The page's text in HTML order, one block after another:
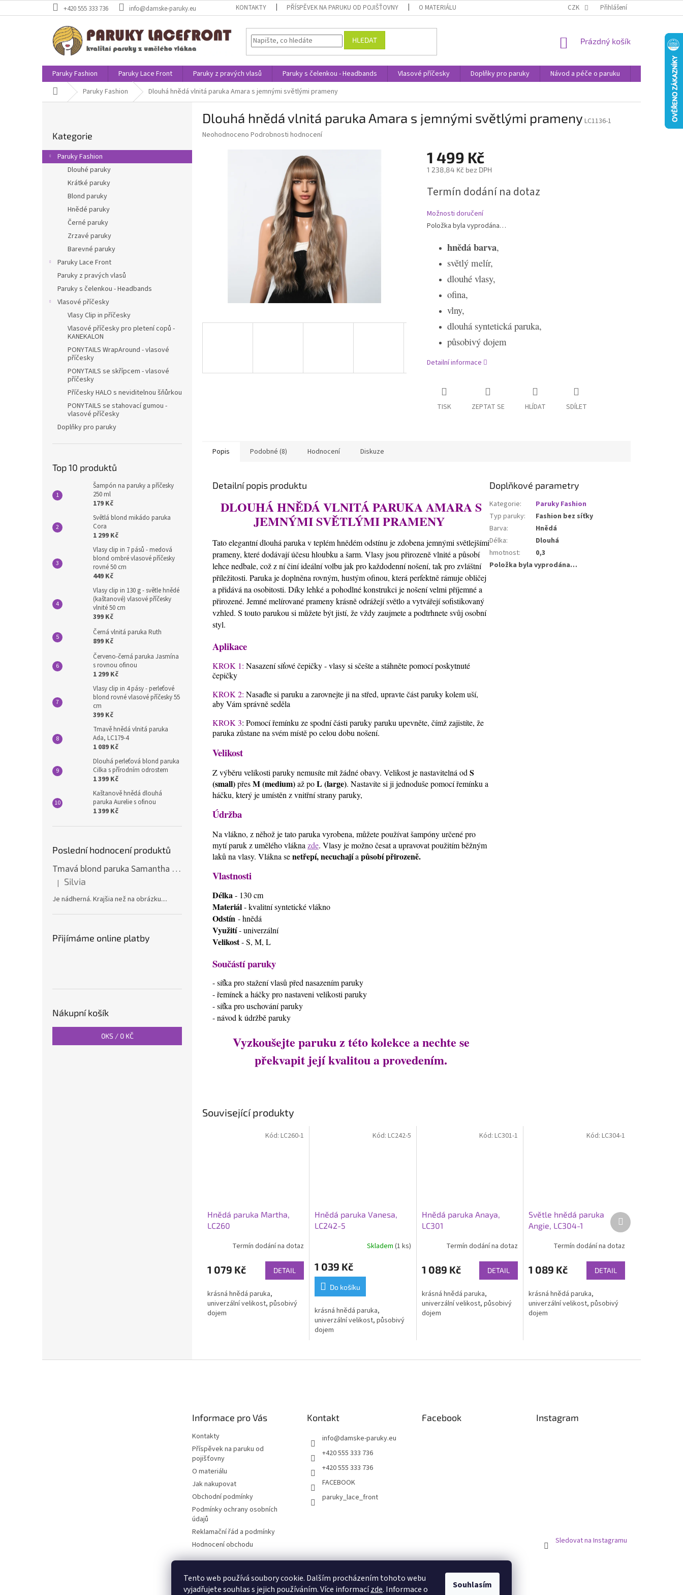
Tento web používá soubory cookie. Dalším procházením tohoto webu
vyjadřujete souhlas s jejich používáním. Více informacízde. Informace o Souhlasím
na
+420 555 333 736 info@damske-paruky.eu KONTAKTY PŘÍSPĚVEK NA PARUKU OD POJIŠŤOVNY O MATERIÁLU OBCHODNÍ PODMÍNKY PODMÍNKY
CZK Přihlášení
HLEDAT
NÁKUPNÍ
Prázdný košík
Paruky Fashion Paruky Lace Front Paruky z pravých vlasů Paruky s čelenkou - Headbands Vlasové příčesky Doplňky pro paruky Návod a péče o paruku
Příspěvek
Domů Paruky Fashion Dlouhá hnědá vlnitá paruka Amara s jemnými světlými prameny
r
a
kategorie
Kategorie
Paruky Fashion
Dlouhé paruky
Krátké paruky
Blond paruky
Hnědé paruky
Černé paruky
Zrzavé paruky
Barevné paruky
Paruky Lace Front
Paruky z pravých vlasů
Paruky s čelenkou - Headbands
Vlasové příčesky
Vlasy Clip in příčesky
Vlasové příčesky pro pletení copů -
KANEKALON
PONYTAILS WrapAround - vlasové
příčesky
PONYTAILS se skřípcem - vlasové
příčesky
Příčesky HALO s neviditelnou šňůrkou
PONYTAILS se stahovací gumou -
vlasové příčesky
Doplňky pro paruky
Top 10 produktů
Šampón na paruky a příčesky
250 ml
179 Kč
Světlá blond mikádo paruka
Cora
1 299 Kč
Vlasy clip in 7 pásů - medová
blond ombré vlasové příčesky
rovné 50 cm
449 Kč
Vlasy clip in 130 g - světle hnědé
(kaštanové) vlasové příčesky
vlnité 50 cm
399 Kč
Černá vlnitá paruka Ruth
899 Kč
Červeno-černá paruka Jasmína
s rovnou ofinou
1 299 Kč
Vlasy clip in 4 pásy - perleťové
blond rovné vlasové příčesky 55
cm
399 Kč
Tmavě hnědá vlnitá paruka
Ada, LC179-4
1 089 Kč
Dlouhá perleťová blond paruka
Cilka s přírodním odrostem
1 399 Kč
Kaštanově hnědá dlouhá
paruka Aurelie s ofinou
1 399 Kč
Poslední hodnocení produktů
Tmavá blond paruka Samantha s melíry
Hodnocení produktu je 5 z 5 hvězdiček.
| Silvia
Je nádherná. Krajšia než na obrázku....
Přijímáme online platby
Nákupní košík
0KS / 0 KČ
Dlouhá hnědá vlnitá paruka Amara s jemnými světlými prameny LC1136-1
Průměrné
Neohodnoceno Podrobnosti hodnocení
1 499 Kč
1 238,84 Kč bez DPH
cena:
Termín dodání na dotaz
Možnosti doručení
Položka byla vyprodána…
hnědá barva,
světlý melír,
dlouhé vlasy,
ofina,
vlny,
dlouhá syntetická paruka,
působivý dojem
Detailní informace
TISK ZEPTAT SE HLÍDAT SDÍLET
Související produkty
Hnědá paruka Martha,
LC260
Termín dodání na dotaz
1 079 Kč DETAIL
krásná hnědá paruka,
univerzální velikost, působivý
dojem
Kód: LC260-1
Hnědá paruka Vanesa,
LC242-5
Skladem (1 ks)
1 039 Kč
Do košíku
krásná hnědá paruka,
univerzální velikost, působivý
dojem
Kód: LC242-5
Hnědá paruka Anaya,
LC301
Termín dodání na dotaz
1 089 Kč DETAIL
krásná hnědá paruka,
univerzální velikost, působivý
dojem
Kód:LC301-1
Světle hnědá paruka
Angie, LC304-1
Termín dodání na dotaz
1 089 Kč DETAIL
krásná hnědá paruka,
univerzální velikost, působivý
dojem
Kód: LC304-1
Další
produkt
Popis Podobné (8) Hodnocení Diskuze
Detailní popis produktu
DLOUHÁ HNĚDÁ VLNITÁ PARUKA AMARA S
JEMNÝMI SVĚTLÝMI PRAMENY
Tato elegantní dlouhá paruka v teplém hnědém odstínu je zdobena jemnými světlejšími
prameny, které dodávají účesu hloubku a šarm. Vlasy jsou přirozeně vlnité a působí
lehce nedbale, což z ní činí ideální volbu jak pro každodenní nošení, tak pro zvláštní
příležitosti. Paruka je doplněna rovným, hustým ofinou, která perfektně rámuje obličej
a přidává na osobitosti. Díky lehké a pohodlné konstrukci je nošení velmi příjemné a
přirozené. Jemné melírované prameny krásně odrážejí světlo a vytvářejí sofistikovaný
vzhled. S touto parukou si můžete být jistí, že vždy zaujmete a podtrhnete svůj osobní
styl.
Aplikace
KROK 1: Nasazení síťové čepičky - vlasy si sčešte a stáhněte pomocí poskytnuté
čepičky
KROK 2: Nasaďte si paruku a zarovnejte ji na střed, upravte část paruky kolem uší,
aby Vám správně seděla
KROK 3: Pomocí řemínku ze spodní části paruky paruku upevněte, čímž zajistíte, že
paruka zůstane na svém místě po celou dobu nošení.
Velikost
Z výběru velikosti paruky nemusíte mít žádné obavy. Velikost je nastavitelná od S
(small)přesM (medium)až poL (large). Nastavíte si ji jednoduše pomocí řemínku a
háčku, který je umístěn z vnitřní strany paruky,
Údržba
Na vlákno, z něhož je tato paruka vyrobena, můžete používat šampóny určené pro
mytí paruk z umělého vláknazde. Vlasy je možno česat a upravovat použitím běžným
laků na vlasy. Vlákna senetřepí, necuchajíapůsobí přirozeně.
Vlastnosti
Délka - 130 cm
Materiál- kvalitní syntetické vlákno
Odstín - hnědá
Využití- univerzální
Velikost- S, M, L
Součástí paruky
- síťka pro stažení vlasů před nasazením paruky
- řemínek a háčky pro nastaveni velikosti paruky
- síťka pro uschování paruky
- návod k údržbě paruky
Vyzkoušejte paruku z této kolekce a nechte se
překvapit její kvalitou a provedením.
Doplňkové parametry
Kategorie:
Paruky Fashion
Typ paruky:
Fashion bez síťky
Barva:
Hnědá
Délka:
Dlouhá
hmotnost:
0,3
Položka byla vyprodána…
Informace pro Vás
Kontakty
Příspěvek na paruku od
pojišťovny
O materiálu
Jak nakupovat
Obchodní podmínky
Podmínky ochrany osobních
údajů
Reklamační řád a podmínky
Hodnocení obchodu
Kontakt
info@damske-paruky.eu
+420 555 333 736
+420 555 333 736
FACEBOOK
paruky_lace_front
Facebook Instagram
Sledovat na Instagramu
www.damske-paruky.eu